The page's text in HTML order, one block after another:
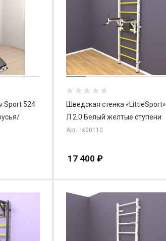
Sport 524
Шведская стенка «LittleSport»
Л 2.0 Белый желтые ступени
Арт.: ls00110
17 400 ₽